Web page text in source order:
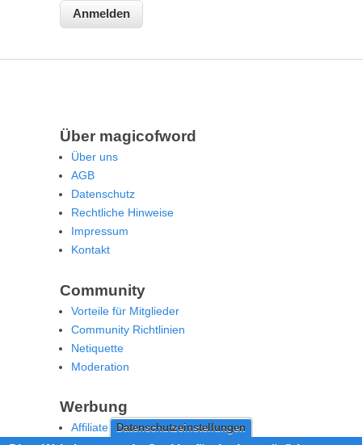
Datenschutzeinstellungen
Über magicofword
Über uns
AGB
Datenschutz
Rechtliche Hinweise
Impressum
Kontakt
Community
Vorteile für Mitglieder
Community Richtlinien
Netiquette
Moderation
Werbung
Affiliate Offenlegung